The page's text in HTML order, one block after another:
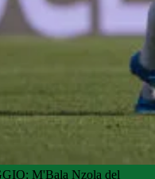
M'Bala Nzola del